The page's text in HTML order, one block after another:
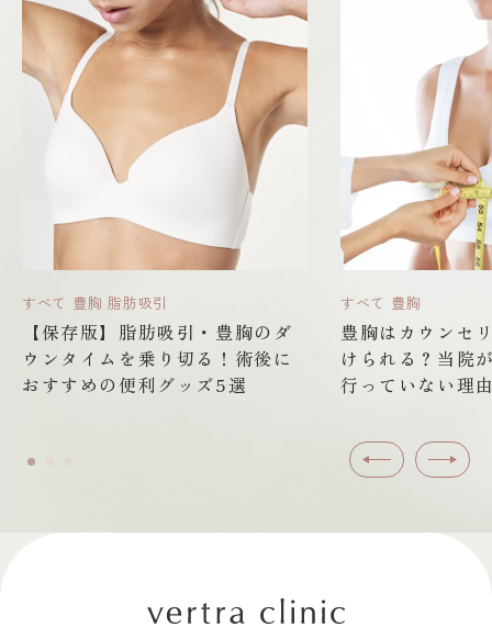
すべて 豊胸 脂肪吸引
【保存版】脂肪吸引・豊胸のダ
ウンタイムを乗り切る！術後に
おすすめの便利グッズ5選
すべて 豊胸
豊胸はカウンセ
けられる？当院
行っていない理
前へ 次へ